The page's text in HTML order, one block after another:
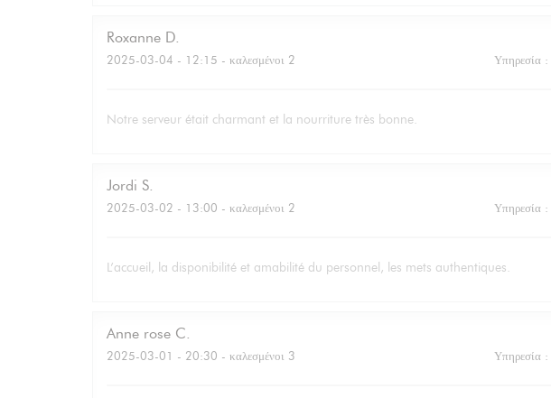
Roxanne D
2025-03-04 - 12:15 - καλεσμένοι 2 Υπηρεσία:
Notre serveur était charmant et la nourriture très bonne.
Jordi S
2025-03-02 - 13:00 - καλεσμένοι 2 Υπηρεσία:
L’accueil, la disponibilité et amabilité du personnel, les mets authentiques.
Anne rose C
2025-03-01 - 20:30 - καλεσμένοι 3 Υπηρεσία: